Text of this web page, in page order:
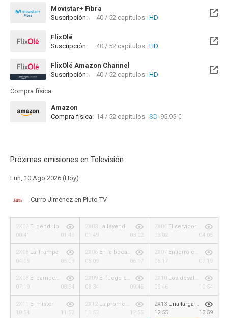
Movistar+ Fibra
Disponible hasta el Mar, 11 Ago 2026 (Hoy)
Suscripción: 40 / 52 capítulos HD
FlixOlé
Suscripción:
40 / 52 capítulos HD
FlixOlé Amazon Channel
Suscripción:
40 / 52 capítulos HD
Compra física
Amazon
Compra física: 14 / 52 capítulos SD 95.95 €
Próximas emisiones en Televisión
Lun, 10 Ago 2026 (Hoy)
Curro Jiménez en Pluto TV
2X02 El péndulo
00:41
01:49
2X03 La leyenda de Zacarías Mendoza
01:49
03:02
2X04 El servidor de la justicia
03:02
04:05
2X05 La Trampa
04:05
05:09
2X06 En la boca del diablo
05:09
06:17
2X07 Entierro en la serranía
06:17
07:19
2X08 El campeón de Almería
07:19
08:34
2X09 El fuego encendido
08:34
09:46
2X10 Los desalmados
09:46
10:54
2X11 El míster
10:54
11:52
2X12 La promesa
11:52
12:55
2X13 Una larga ausencia
12:55
13:59